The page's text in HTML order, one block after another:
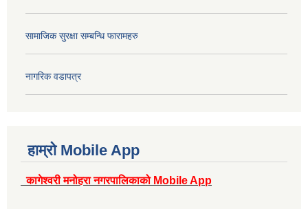
सामाजिक सुरक्षा सम्बन्धि फारामहरु
नागरिक वडापत्र
हाम्रो Mobile App
कागेश्वरी मनोहरा नगरपालिकाको Mobile App